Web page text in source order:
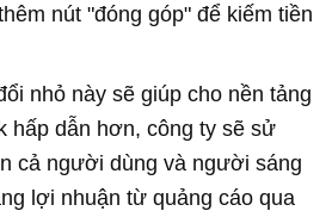
nút "đóng góp" để kiếm tiền
nhỏ này sẽ giúp cho nền tảng
hấp dẫn hơn, công ty sẽ sử
cả người dùng và người sáng
lợi nhuận từ quảng cáo qua